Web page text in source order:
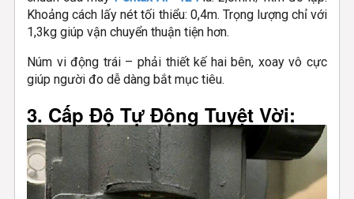
Khoảng cách lấy nét tối thiểu: 0,4m. Trọng lượng chỉ với
1,3kg giúp vận chuyển thuận tiện hơn.
Núm vi động trái – phải thiết kế hai bên, xoay vô cực
giúp người đo dễ dàng bắt mục tiêu.
3. Cấp Độ Tự Động Tuyệt Vời: